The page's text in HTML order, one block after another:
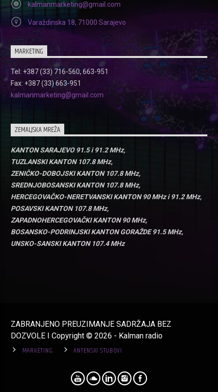
kalmanmarketing@gmail.com
Varaždinska 18, 71000 Sarajevo
MARKETING
Tel: +387 (33) 716-560, 663-951
Fax: +387 (33) 663-951
kalmanmarketing@gmail.com
ZEMALJSKA MREŽA
KANTON SARAJEVO 91.5 i 91.2 MHz,
TUZLANSKI KANTON 107.8 MHz,
ZENIČKO-DOBOJSKI KANTON 107.8 MHz,
SREDNJOBOSANSKI KANTON 107.8 MHz,
HERCEGOVAČKO-NERETVANSKI KANTON 90 MHz i 91.2 MHz,
POSAVSKI KANTON 107.8 MHz,
ZAPADNOHERCEGOVAČKI KANTON 90 MHz,
BOSANSKO-PODRINJSKI KANTON GORAŽDE 91.5 MHz,
UNSKO-SANSKI KANTON 107.4 MHz
ZABRANJENO PREUZIMANJE SADRŽAJA BEZ
DOZVOLE I Copyright © 2026 - Kalman radio
MARKETING ANTENSKI STUBOVI